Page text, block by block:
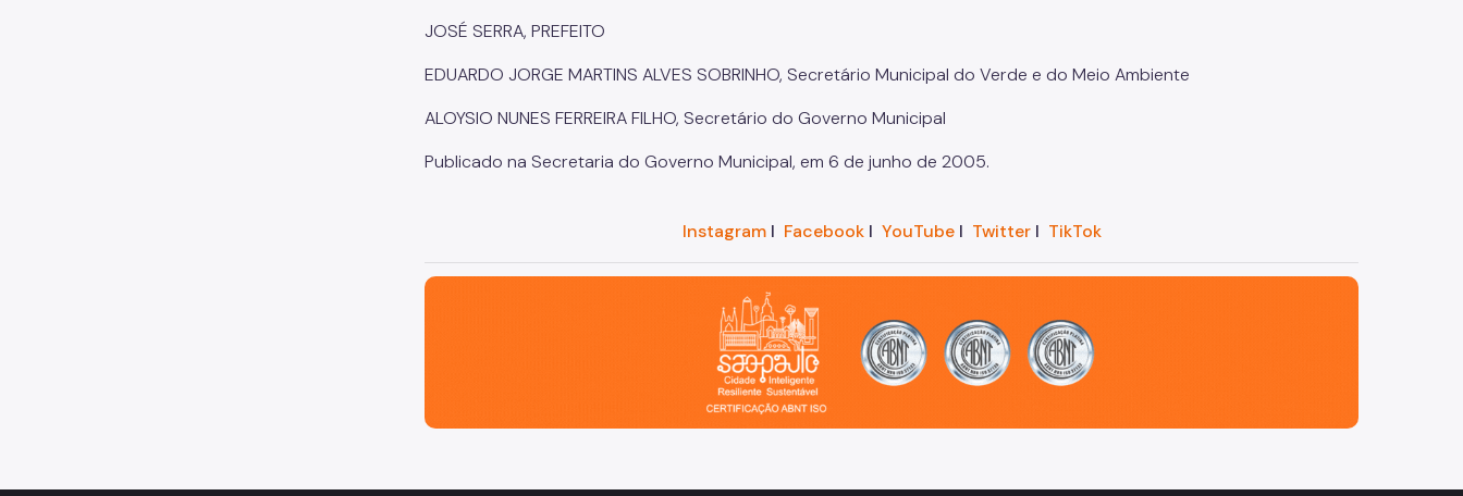
JOSÉ SERRA, PREFEITO
EDUARDO JORGE MARTINS ALVES SOBRINHO, Secretário Municipal do Verde e do Meio Ambiente
ALOYSIO NUNES FERREIRA FILHO, Secretário do Governo Municipal
Publicado na Secretaria do Governo Municipal, em 6 de junho de 2005.
InstagramI FacebookI YouTubeI TwitterI TikTok
São Paulo, cidade inteligente, resiliente e sustentável